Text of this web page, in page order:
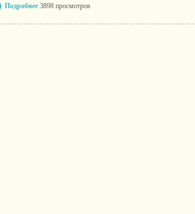
Подробнее 3898 просмотров